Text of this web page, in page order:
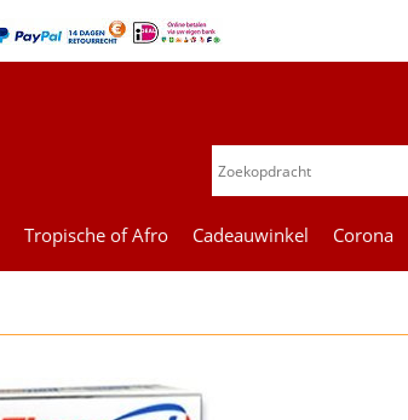
Tropische of Afro Cadeauwinkel Corona